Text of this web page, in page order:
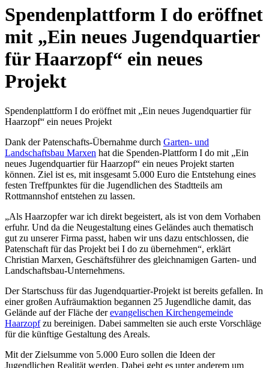
Spendenplattform I do eröffnet
mit „Ein neues Jugendquartier
für Haarzopf“ ein neues
Projekt
Spendenplattform I do eröffnet mit „Ein neues Jugendquartier für
Haarzopf“ ein neues Projekt
Dank der Patenschafts-Übernahme durch Garten- und
Landschaftsbau Marxen hat die Spenden-Plattform I do mit „Ein
neues Jugendquartier für Haarzopf“ ein neues Projekt starten
können. Ziel ist es, mit insgesamt 5.000 Euro die Entstehung eines
festen Treffpunktes für die Jugendlichen des Stadtteils am
Rottmannshof entstehen zu lassen.
„Als Haarzopfer war ich direkt begeistert, als ist von dem Vorhaben
erfuhr. Und da die Neugestaltung eines Geländes auch thematisch
gut zu unserer Firma passt, haben wir uns dazu entschlossen, die
Patenschaft für das Projekt bei I do zu übernehmen“, erklärt
Christian Marxen, Geschäftsführer des gleichnamigen Garten- und
Landschaftsbau-Unternehmens.
Der Startschuss für das Jugendquartier-Projekt ist bereits gefallen. In
einer großen Aufräumaktion begannen 25 Jugendliche damit, das
Gelände auf der Fläche derevangelischen Kirchengemeinde
Haarzopfzu bereinigen. Dabei sammelten sie auch erste Vorschläge
für die künftige Gestaltung des Areals.
Mit der Zielsumme von 5.000 Euro sollen die Ideen der
Jugendlichen Realität werden. Dabei geht es unter anderem um